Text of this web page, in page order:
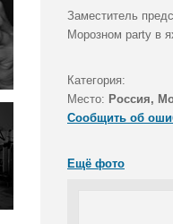
Заместитель
Морозном party в
Категория:
Место: Россия,
Сообщить об
Ещё фото